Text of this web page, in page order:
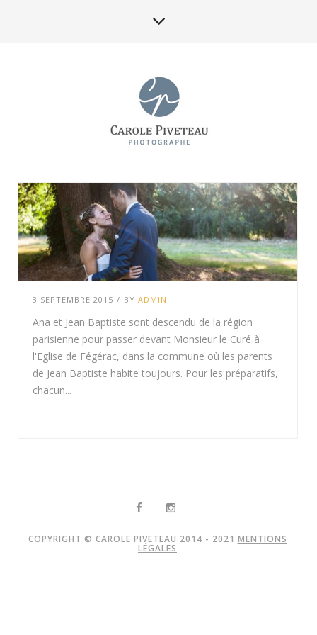
3 SEPTEMBRE 2015 / BYADMIN
Ana et Jean Baptiste sont descendu de la région
parisienne pour passer devant Monsieur le Curé à
l'Eglise de Fégérac, dans la commune où les parents
de Jean Baptiste habite toujours. Pour les préparatifs,
chacun...
COPYRIGHT © CAROLE PIVETEAU 2014 - 2021 MENTIONS
LÉGALES